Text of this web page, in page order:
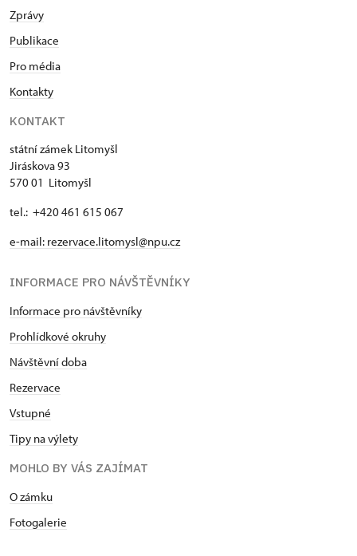
Zprávy
Publikace
Pro média
Kontakty
KONTAKT
státní zámek Litomyšl
Jiráskova 93
570 01 Litomyšl
tel.: +420 461 615 067
e-mail: rezervace.litomysl@npu.cz
INFORMACE PRO NÁVŠTĚVNÍKY
Informace pro návštěvníky
Prohlídkové okruhy
Návštěvní doba
Rezervace
Vstupné
Tipy na výlety
MOHLO BY VÁS ZAJÍMAT
O zámku
Fotogalerie